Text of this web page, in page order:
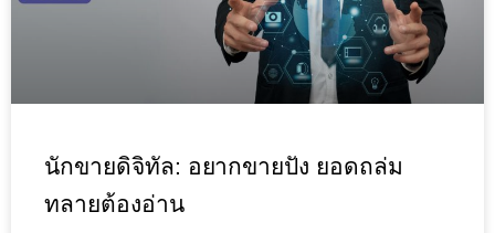
นักขายดิจิทัล: อยากขายปัง ยอดถล่ม
ทลายต้องอ่าน